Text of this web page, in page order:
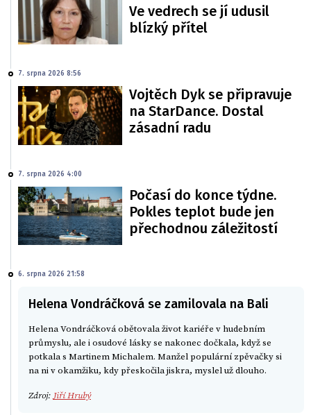
Ve vedrech se jí udusil
blízký přítel
7. srpna 2026 8:56
Vojtěch Dyk se připravuje
na StarDance. Dostal
zásadní radu
7. srpna 2026 4:00
Počasí do konce týdne.
Pokles teplot bude jen
přechodnou záležitostí
6. srpna 2026 21:58
Helena Vondráčková se zamilovala na Bali
Helena Vondráčková obětovala život kariéře v hudebním
průmyslu, ale i osudové lásky se nakonec dočkala, když se
potkala s Martinem Michalem. Manžel populární zpěvačky si
na ni v okamžiku, kdy přeskočila jiskra, myslel už dlouho.
Zdroj:Jiří Hrubý